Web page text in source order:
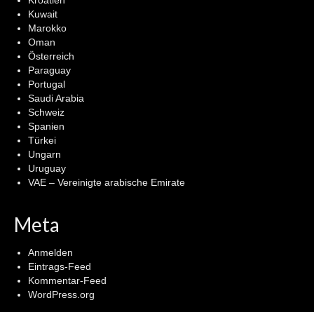
Kuwait
Marokko
Oman
Österreich
Paraguay
Portugal
Saudi Arabia
Schweiz
Spanien
Türkei
Ungarn
Uruguay
VAE – Vereinigte arabische Emirate
Meta
Anmelden
Eintrags-Feed
Kommentar-Feed
WordPress.org